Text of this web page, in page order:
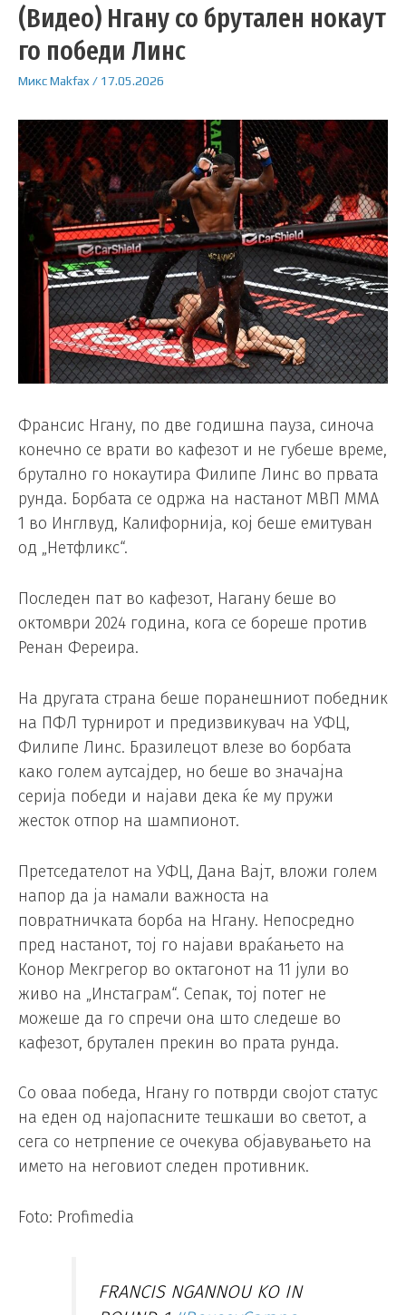
(Видео) Нгану со брутален нокаут
го победи Линс
МиксMakfax / 17.05.2026
Франсис Нгану, по две годишна пауза, синоча
конечно се врати во кафезот и не губеше време,
брутално го нокаутира Филипе Линс во првата
рунда. Борбата се одржа на настанот MВП MMA
1 во Инглвуд, Калифорнија, кој беше емитуван
од „Нетфликс“.
Последен пат во кафезот, Нагану беше во
октомври 2024 година, кога се бореше против
Ренан Фереира.
На другата страна беше поранешниот победник
на ПФЛ турнирот и предизвикувач на УФЦ,
Филипе Линс. Бразилецот влезе во борбата
како голем аутсајдер, но беше во значајна
серија победи и најави дека ќе му пружи
жесток отпор на шампионот.
Претседателот на УФЦ, Дана Вајт, вложи голем
напор да ја намали важноста на
повратничката борба на Нгану. Непосредно
пред настанот, тој го најави враќањето на
Конор Мекгрегор во октагонот на 11 јули во
живо на „Инстаграм“. Сепак, тој потег не
можеше да го спречи она што следеше во
кафезот, брутален прекин во прата рунда.
Со оваа победа, Нгану го потврди својот статус
на еден од најопасните тешкаши во светот, а
сега со нетрпение се очекува објавувањето на
името на неговиот следен противник.
Foto: Profimedia
FRANCIS NGANNOU KO IN